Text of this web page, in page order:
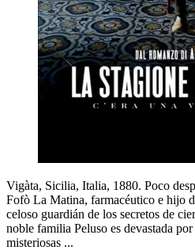
Vigàta, Sicilia, Italia, 1880. Poco
Fofò La Matina, farmacéutico e hijo
celoso guardián de los secretos de
noble familia Peluso es devastada
misteriosas ...